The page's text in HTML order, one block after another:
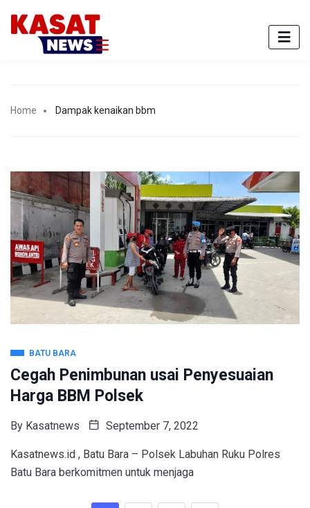
Home Dampak kenaikan bbm
BATU BARA
Cegah Penimbunan usai Penyesuaian
Harga BBM Polsek
By Kasatnews September 7, 2022
Kasatnews.id , Batu Bara – Polsek Labuhan Ruku Polres
Batu Bara berkomitmen untuk menjaga